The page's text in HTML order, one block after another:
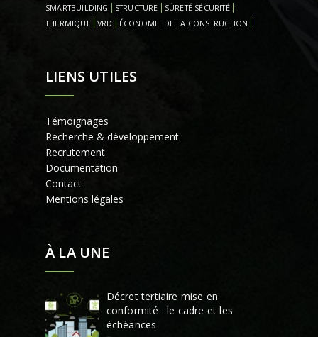
SMARTBUILDING
STRUCTURE
SÛRETÉ SÉCURITÉ
THERMIQUE
VRD ÉCONOMIE DE LA CONSTRUCTION
LIENS UTILES
Témoignages
Recherche & développement
Recrutement
Documentation
Contact
Mentions légales
À LA UNE
Décret tertiaire mise en
conformité : le cadre et les
échéances